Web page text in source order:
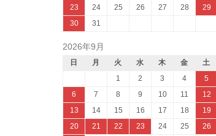
23
24 25 26 27 28
29
30
31
2026年9月
日 月 火 水 木 金
土
1
2 3 4
5
6
7 8 9 10 11
12
13
14 15 16 17 18
19
20
21 22 23 24 25
26